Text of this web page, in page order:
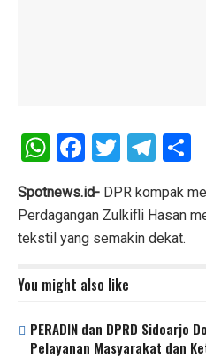
W
h
at
s
A
p
p
F
a
ce
b
o
o
k
T
wi
tt
er
T
el
e
gr e
Spotnews.id- DPR kompak
Perdagangan Zulkifli Hasan
tekstil yang semakin dekat.
You might also like
PERADIN dan DPRD Sidoarjo
Pelayanan Masyarakat dan